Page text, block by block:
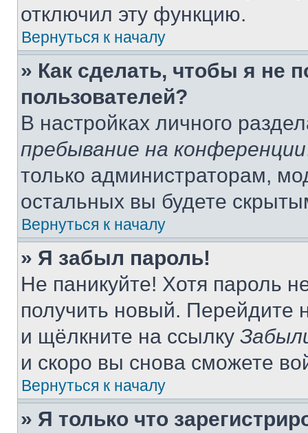
отключил эту функцию.
Вернуться к началу
» Как сделать, чтобы я не
пользователей?
В настройках личного
пребывание на конференции
только администраторам,
остальных вы будете
Вернуться к началу
» Я забыл пароль!
Не паникуйте! Хотя пароль
получить новый. Перейдите
и щёлкните на ссылку
и скоро вы снова сможете
Вернуться к началу
» Я только что